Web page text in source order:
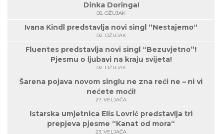
Dinka Doringa!
05. OŽUJAK
Ivana Kindl predstavlja novi singl “Nestajemo“
02. OŽUJAK
Fluentes predstavlja novi singl “Bezuvjetno”!
Pjesmu o ljubavi na kraju svijeta!
02. OŽUJAK
Šarena pojava novom singlu ne zna reći ne – ni vi
nećete moći!
27. VELJAČA
Istarska umjetnica Elis Lovrić predstavlja tri
prepjeva pjesme “Kanat od mora“
23. VELJAČA